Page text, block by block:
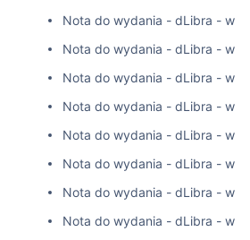
Nota do wydania - dLibra -
Nota do wydania - dLibra -
Nota do wydania - dLibra -
Nota do wydania - dLibra -
Nota do wydania - dLibra -
Nota do wydania - dLibra -
Nota do wydania - dLibra -
Nota do wydania - dLibra -